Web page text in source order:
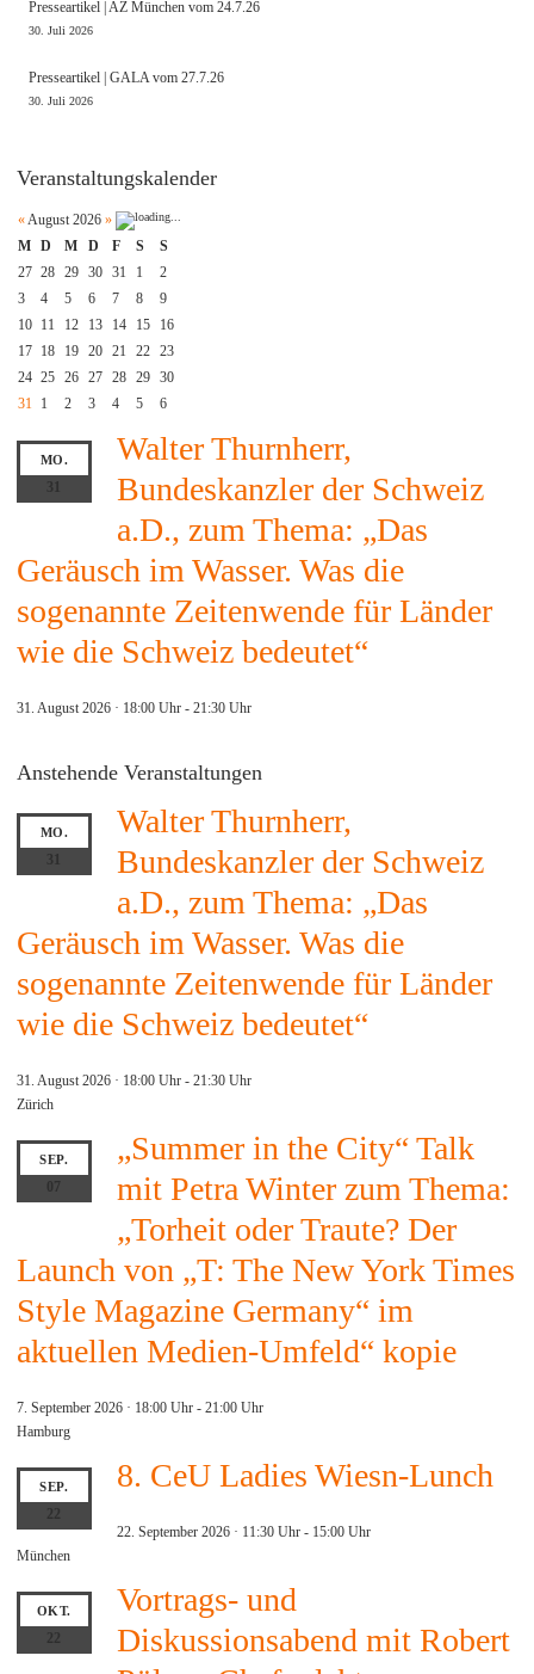
Presseartikel | AZ München vom 24.7.26
30. Juli 2026
Presseartikel | GALA vom 27.7.26
30. Juli 2026
Veranstaltungskalender
«August 2026 »
M D M D F S
S
27 28 29 30 31 1
2
3
4 5 6 7 8
9
10 11 12 13 14 15
16
17 18 19 20 21 22 23
24 25 26 27 28 29 30
31 1 2 3 4 5 6
MO.
Walter Thurnherr,
Bundeskanzler der Schweiz
a.D., zum Thema: „Das
Geräusch im Wasser. Was die
sogenannte Zeitenwende für Länder
wie die Schweiz bedeutet“
31. August 2026 · 18:00 Uhr - 21:30 Uhr
Anstehende Veranstaltungen
MO.
Walter Thurnherr,
Bundeskanzler der Schweiz
a.D., zum Thema: „Das
Geräusch im Wasser. Was die
sogenannte Zeitenwende für Länder
wie die Schweiz bedeutet“
31. August 2026 · 18:00 Uhr - 21:30 Uhr
Zürich
SEP.
07
„Summer in the City“ Talk
mit Petra Winter zum Thema:
„Torheit oder Traute? Der
Launch von „T: The New York Times
Style Magazine Germany“ im
aktuellen Medien-Umfeld“ kopie
7. September 2026 · 18:00 Uhr - 21:00 Uhr
Hamburg
SEP.
22
8. CeU Ladies Wiesn-Lunch
22. September 2026 · 11:30 Uhr- 15:00 Uhr
München
OKT.
22
Vortrags- und
Diskussionsabend mit Robert